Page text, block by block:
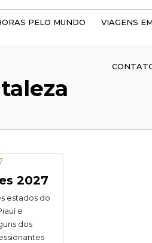
PELO MUNDO VIAGENS
2027
estados do
e
dos